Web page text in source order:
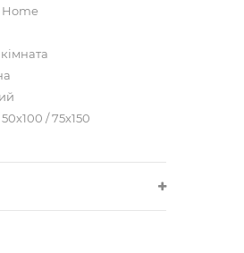
Home
/ 75х150